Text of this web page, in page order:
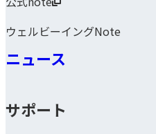
ウェルビーイングNote
ニュース
サポート